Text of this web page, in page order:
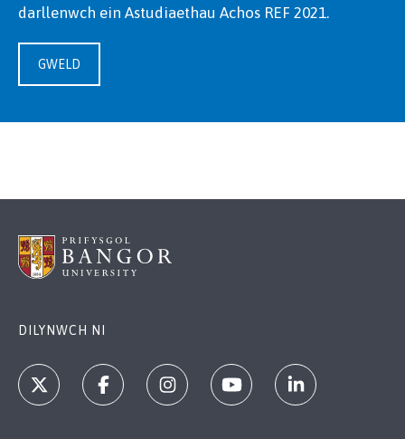
darllenwch ein Astudiaethau Achos REF 2021.
GWELD
DILYNWCH NI